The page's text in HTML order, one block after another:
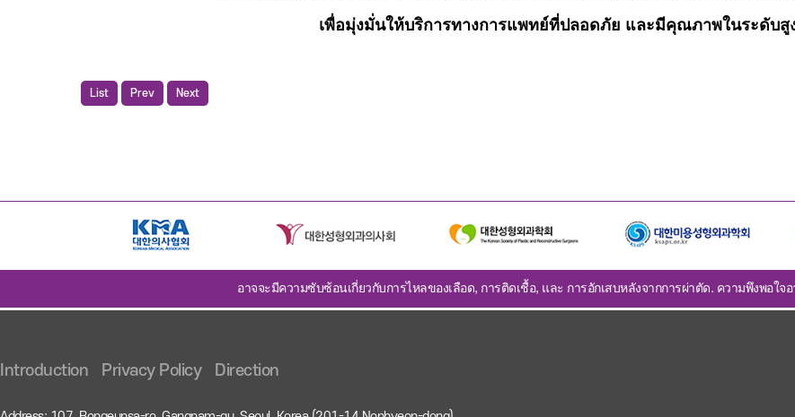
เพื่อมุ่งมั่นให้บริการทางการแพทย์ที่ปลอดภัย และมีคุณภาพในระดับสู
List Prev Next
อาจจะมีความซับซ้อนเกี่ยวกับการไหลของเลือด, การติดเชื้อ, และ การอักเสบหลังจากการผ่าตัด. ความพึงพอใ
Introduction Privacy Policy Direction